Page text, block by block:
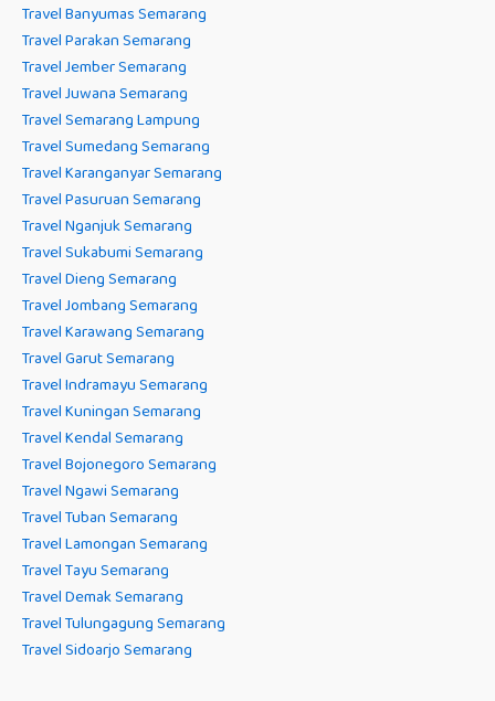
Travel Banyumas Semarang
Travel Parakan Semarang
Travel Jember Semarang
Travel Juwana Semarang
Travel Semarang Lampung
Travel Sumedang Semarang
Travel Karanganyar Semarang
Travel Pasuruan Semarang
Travel Nganjuk Semarang
Travel Sukabumi Semarang
Travel Dieng Semarang
Travel Jombang Semarang
Travel Karawang Semarang
Travel Garut Semarang
Travel Indramayu Semarang
Travel Kuningan Semarang
Travel Kendal Semarang
Travel Bojonegoro Semarang
Travel Ngawi Semarang
Travel Tuban Semarang
Travel Lamongan Semarang
Travel Tayu Semarang
Travel Demak Semarang
Travel Tulungagung Semarang
Travel Sidoarjo Semarang